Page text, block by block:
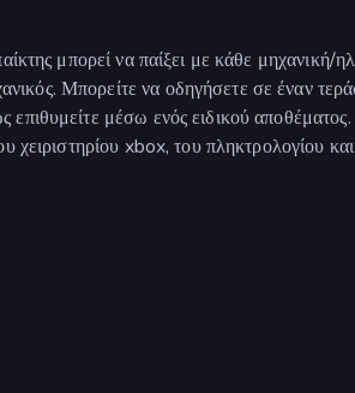
μπορεί να παίξει με κάθε μηχανική/
Μπορείτε να οδηγήσετε σε έναν
μέσω ενός ειδικού
χειριστηρίου xbox, του πληκτρολογίου